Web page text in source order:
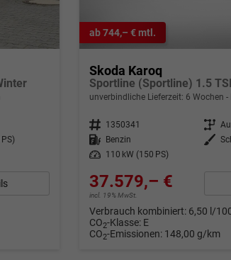
ab 744,– € mtl.
Skoda Karoq
unverbindliche Lieferzeit: 6 Wochen
Fahrzeugnr. 1350341 Getriebe
Kraftstoff
Benzin Außenfarbe
Leistung
110 kW (150 PS)
37.579,– €
incl. 19% MwSt.
Verbrauch kombiniert: 6,50 l/
CO2-Klasse: E
CO2-Emissionen: 148,00 g/km